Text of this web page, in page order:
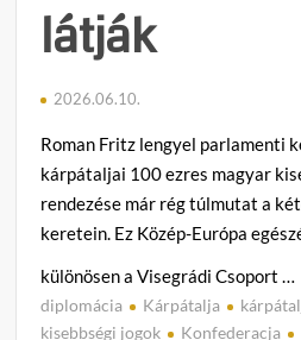
látják
2026.06.10.
Roman Fritz lengyel parlamenti
kárpátaljai 100 ezres magyar
rendezése már rég túlmutat a
keretein. Ez Közép-Európa
különösen a Visegrádi Csoport …
diplomácia Kárpátalja
kisebbségi jogok
Konfederacja